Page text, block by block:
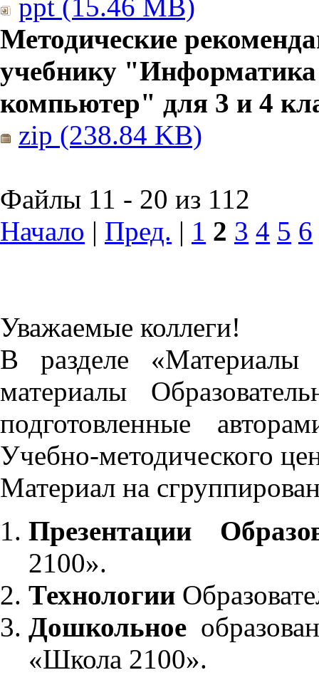
ppt (15.46 MB)
Методические
учебнику
компьютер" для 3 и 4
zip (238.84 KB)
Файлы 11 - 20 из 112
Начало | Пред. | 1 2 3 4 5 6
Уважаемые коллеги!
В разделе «Материалы
материалы
подготовленные
Учебно-методического
Материал на
Презентации
2100».
Технологии
Дошкольное
«Школа 2100».